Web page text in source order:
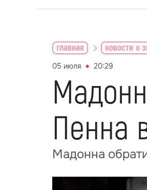
главная новости о
05 июля 20:29
Пенна
Мадонна